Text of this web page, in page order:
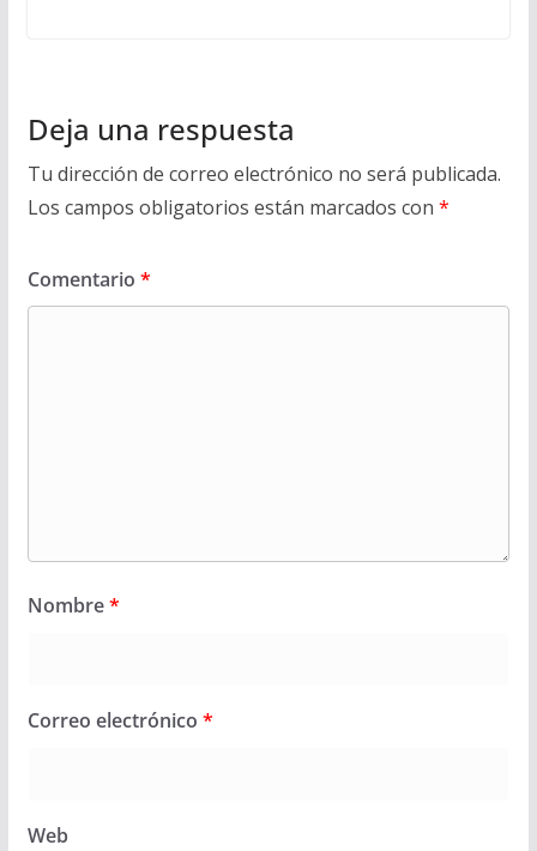
Deja una respuesta
Tu dirección de correo electrónico no será publicada.
Los campos obligatorios están marcados con *
Comentario *
Nombre*
Correo electrónico *
Web